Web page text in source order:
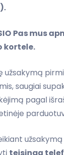
Pas mus
kortele.
užsakymą
saugiai
pagal
teisingą